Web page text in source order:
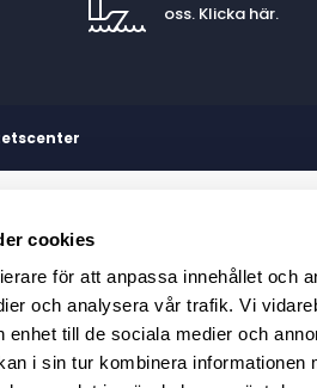
cookies
för att anpassa innehållet och
och analysera vår trafik. Vi
enhet till de sociala medier och
i sin tur kombinera informationen
oss. Klicka här.